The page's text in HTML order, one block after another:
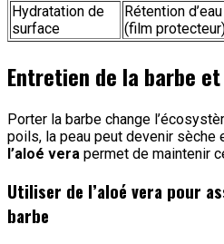
Hydratation de
surface
Rétention
(film
Entretien de la barbe
Porter la barbe change
poils, la peau peut devenir sèche
l’aloé vera permet de maintenir
Utiliser de l’aloé vera pour
barbe